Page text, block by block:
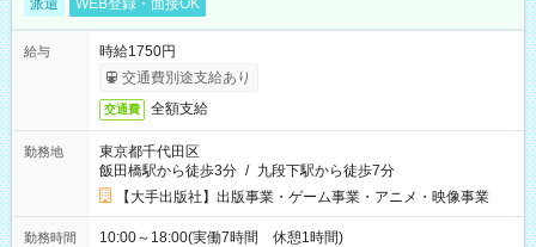
派遣 WEB登録・面接OK
給与
時給1750円
交通費別途支給あり
交通費 全額支給
勤務地
東京都千代田区
飯田橋駅から徒歩3分 / 九段下駅から徒歩7分
【大手出版社】出版事業・ゲーム事業・アニメ・映像事業
勤務時間 10:00～18:00(実働7時間 休憩1時間)